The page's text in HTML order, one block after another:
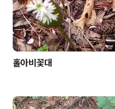
홀아비꽃대